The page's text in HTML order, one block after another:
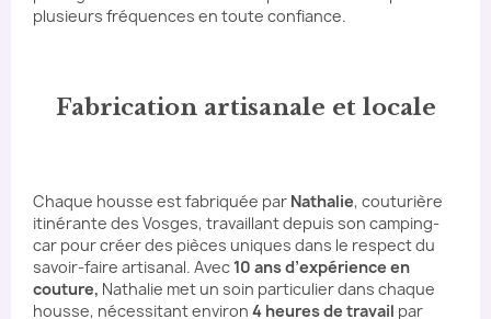
plusieurs fréquences en toute confiance.
Fabrication artisanale et locale
Chaque housse est fabriquée par Nathalie, couturière
itinérante des Vosges, travaillant depuis son camping-
car pour créer des pièces uniques dans le respect du
savoir-faire artisanal. Avec 10 ans d’expérience en
couture, Nathalie met un soin particulier dans chaque
housse, nécessitant environ 4 heures de travail par